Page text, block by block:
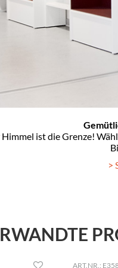
ist die Grenze!
>
ART.NR.: